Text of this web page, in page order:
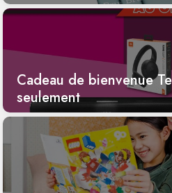
Cadeau de bienvenue
seulement